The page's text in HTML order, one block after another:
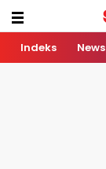
Indeks News